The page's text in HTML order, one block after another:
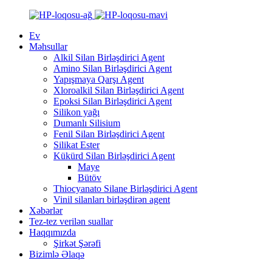
Ev
Məhsullar
Alkil Silan Birləşdirici Agent
Amino Silan Birləşdirici Agent
Yapışmaya Qarşı Agent
Xloroalkil Silan Birləşdirici Agent
Epoksi Silan Birləşdirici Agent
Silikon yağı
Dumanlı Silisium
Fenil Silan Birləşdirici Agent
Silikat Ester
Kükürd Silan Birləşdirici Agent
Maye
Bütöv
Thiocyanato Silane Birləşdirici Agent
Vinil silanları birləşdirən agent
Xəbərlər
Tez-tez verilən suallar
Haqqımızda
Şirkət Şərəfi
Bizimlə Əlaqə